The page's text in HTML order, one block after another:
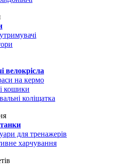
велокрісла
на кермо
кошики
коліщатка
для тренажерів
харчування